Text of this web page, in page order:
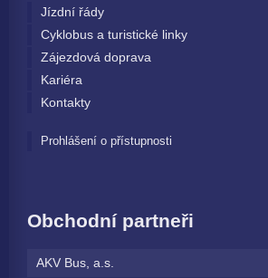
Jízdní řády
Cyklobus a turistické linky
Zájezdová doprava
Kariéra
Kontakty
Prohlášení o přístupnosti
Obchodní partneři
AKV Bus, a.s.